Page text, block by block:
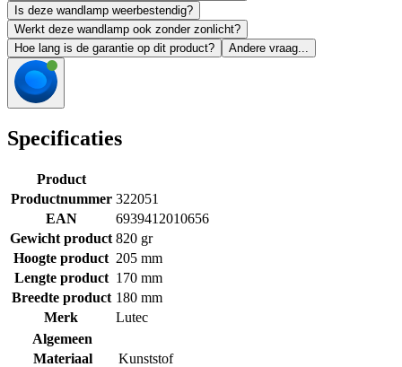
Is deze wandlamp weerbestendig?
Werkt deze wandlamp ook zonder zonlicht?
Hoe lang is de garantie op dit product?
Andere vraag...
Specificaties
Product
Productnummer 322051
EAN
6939412010656
Gewicht product 820 gr
Hoogte product 205 mm
Lengte product 170 mm
Breedte product 180 mm
Merk
Lutec
Algemeen
Materiaal
Kunststof